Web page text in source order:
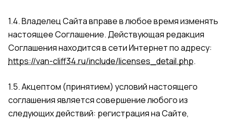
1.4. Владелец Сайта вправе в любое время изменять
настоящее Соглашение. Действующая редакция
Соглашения находится в сети Интернет по адресу:
https://van-cliff34.ru/include/licenses_detail.php.
1.5. Акцептом (принятием) условий настоящего
соглашения является совершение любого из
следующих действий: регистрация на Сайте,